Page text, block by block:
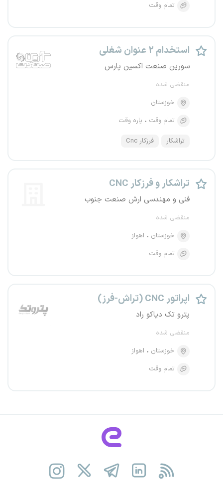
تمام وقت
استخدام ۲ عنوان شغلی
سورین صنعت اکسین پارس
منقضی شده
خوزستان
تمام وقت
پاره وقت
تراشکار فرزکار Cnc
تراشکار و فرزکار CNC
فنی و مهندسی ارش صنعت جنوب
منقضی شده
خوزستان
اهواز
تمام وقت
اپراتور CNC (تراش-فرز)
پترو تک دیاکو راد
منقضی شده
خوزستان
اهواز
تمام وقت